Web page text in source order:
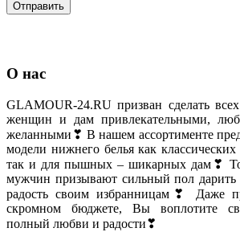
О нас
GLAMOUR-24.RU призван сделать
женщин и дам привлекательными,
желанными❣ В нашем ассортименте
модели нижнего белья как классических
так и для пышных – шикарных дам❣
мужчин призывают сильный пол
радость своим избранницам❣ Даже
скромном бюджете, Вы воплотите
полный любви и радости❣